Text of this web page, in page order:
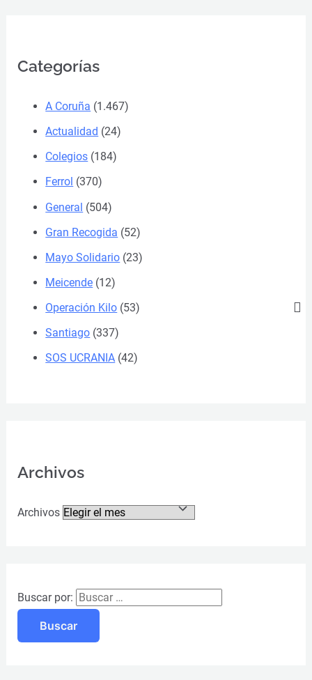
Categorías
A Coruña (1.467)
Actualidad (24)
Colegios (184)
Ferrol (370)
General (504)
Gran Recogida (52)
Mayo Solidario (23)
Meicende (12)
Operación Kilo (53)
Santiago (337)
SOS UCRANIA (42)
Archivos
Archivos
Buscar por: